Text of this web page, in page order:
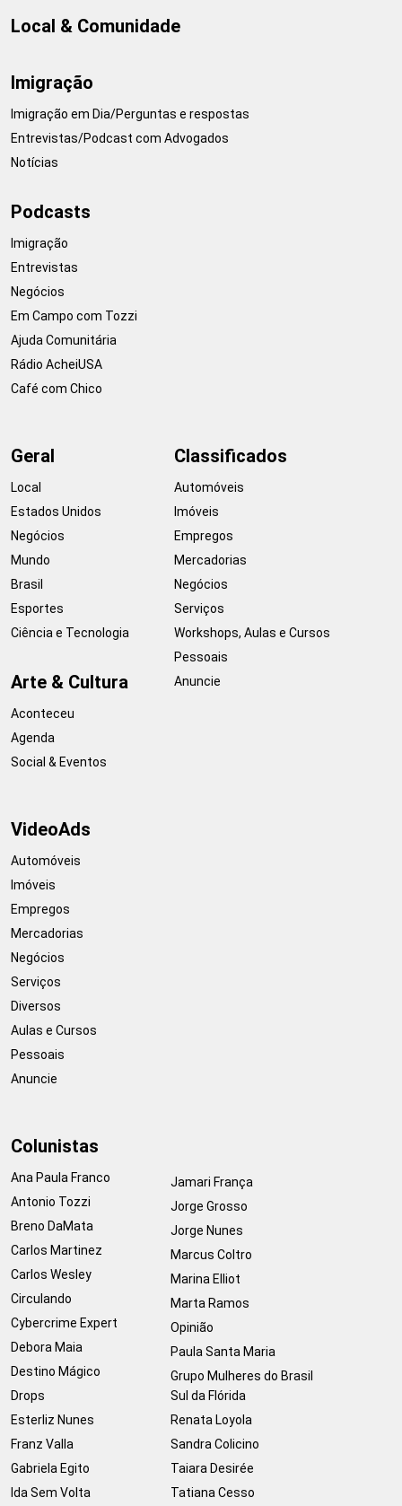
Local & Comunidade
Imigração
Imigração em Dia/Perguntas e respostas
Entrevistas/Podcast com Advogados
Notícias
Podcasts
Imigração
Entrevistas
Negócios
Em Campo com Tozzi
Ajuda Comunitária
Rádio AcheiUSA
Café com Chico
Geral
Local
Estados Unidos
Negócios
Mundo
Brasil
Esportes
Ciência e Tecnologia
Arte & Cultura
Aconteceu
Agenda
Social & Eventos
Classificados
Automóveis
Imóveis
Empregos
Mercadorias
Negócios
Serviços
Workshops, Aulas e Cursos
Pessoais
Anuncie
VideoAds
Automóveis
Imóveis
Empregos
Mercadorias
Negócios
Serviços
Diversos
Aulas e Cursos
Pessoais
Anuncie
Colunistas
Ana Paula Franco
Antonio Tozzi
Breno DaMata
Carlos Martinez
Carlos Wesley
Circulando
Cybercrime Expert
Debora Maia
Destino Mágico
Drops
Esterliz Nunes
Franz Valla
Gabriela Egito
Ida Sem Volta
Jamari França
Jorge Grosso
Jorge Nunes
Marcus Coltro
Marina Elliot
Marta Ramos
Opinião
Paula Santa Maria
Grupo Mulheres do Brasil
Sul da Flórida
Renata Loyola
Sandra Colicino
Taiara Desirée
Tatiana Cesso